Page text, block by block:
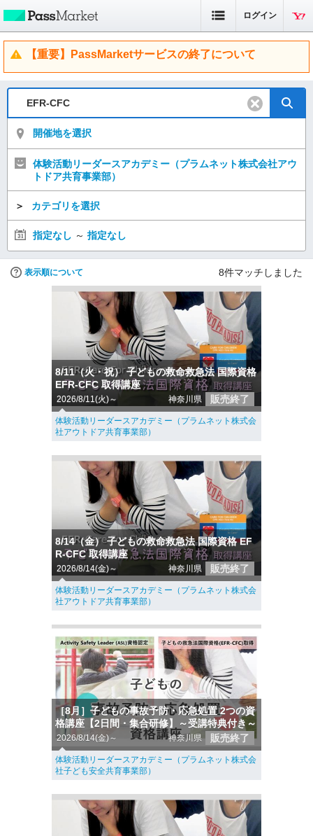
ログイン
【重要】PassMarketサービスの終了について
開催地を選択
体験活動リーダースアカデミー（プラムネット株式会社アウ
トドア共育事業部）
＞ カテゴリを選択
指定なし ～ 指定なし
表示順について 8件マッチしました
8/11（火・祝） 子どもの救命救急法 国際資格
EFR-CFC 取得講座
2026/8/11(火)～ 神奈川県 販売終了
体験活動リーダースアカデミー（プラムネット株式会
社アウトドア共育事業部）
8/14（金） 子どもの救命救急法 国際資格 EF
R-CFC 取得講座
2026/8/14(金)～ 神奈川県 販売終了
体験活動リーダースアカデミー（プラムネット株式会
社アウトドア共育事業部）
［8月］子どもの事故予防・応急処置 2つの資
格講座【2日間・集合研修】～受講特典付き～
2026/8/14(金)～ 神奈川県 販売終了
体験活動リーダースアカデミー（プラムネット株式会
社子ども安全共育事業部）